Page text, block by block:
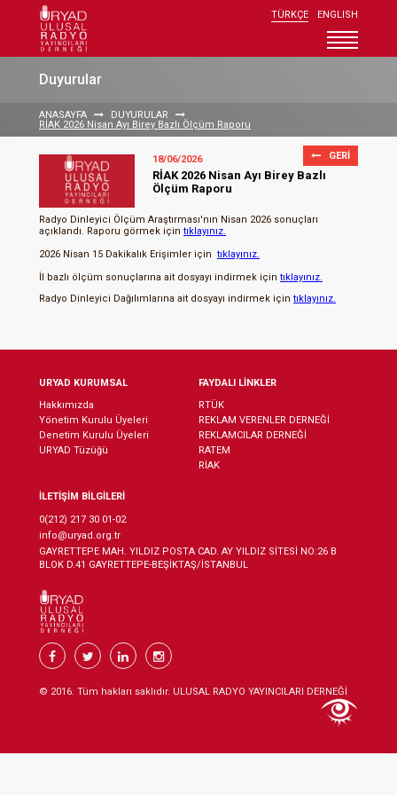
TÜRKÇE ENGLISH
Uryad Üyelik
Araştırmalar
Duyurular
Radyoyu Keşfedin
İletişim
Duyurular
ANASAYFA
DUYURULAR
RİAK 2026 Nisan Ayı Birey Bazlı Ölçüm Raporu
GERİ
18/06/2026
RİAK 2026 Nisan Ayı Birey Bazlı
Ölçüm Raporu
Radyo Dinleyici Ölçüm Araştırması'nın Nisan 2026 sonuçları
açıklandı. Raporu görmek için tıklayınız.
2026 Nisan 15 Dakikalık Erişimler için tıklayınız.
İl bazlı ölçüm sonuçlarına ait dosyayı indirmek için tıklayınız.
Radyo Dinleyici Dağılımlarına ait dosyayı indirmek için tıklayınız.
FAYDALI LİNKLER
RTÜK
REKLAM VERENLER DERNEĞİ
REKLAMCILAR DERNEĞİ
RATEM
RİAK
URYAD KURUMSAL
Hakkımızda
Yönetim Kurulu Üyeleri
Denetim Kurulu Üyeleri
URYAD Tüzüğü
İLETİŞİM BİLGİLERİ
0(212) 217 30 01-02
info@uryad.org.tr
GAYRETTEPE MAH. YILDIZ POSTA CAD. AY YILDIZ SİTESİ NO:26 B
BLOK D.41 GAYRETTEPE-BEŞİKTAŞ/İSTANBUL
© 2016. Tüm hakları saklıdır. ULUSAL RADYO YAYINCILARI DERNEĞİ